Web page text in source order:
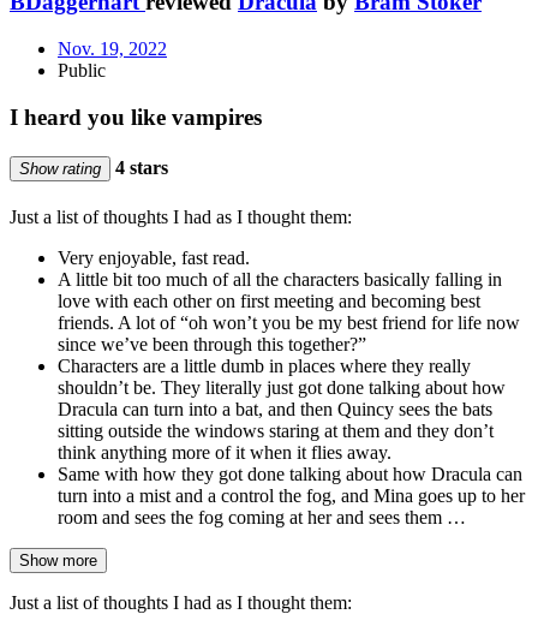
Nov. 19, 2022
Public
I heard you like vampires
Show rating 4 stars
Just a list of thoughts I had as I thought them:
Very enjoyable, fast read.
A little bit too much of all the characters basically falling in
love with each other on first meeting and becoming best
friends. A lot of “oh won’t you be my best friend for life now
since we’ve been through this together?”
Characters are a little dumb in places where they really
shouldn’t be. They literally just got done talking about how
Dracula can turn into a bat, and then Quincy sees the bats
sitting outside the windows staring at them and they don’t
think anything more of it when it flies away.
Same with how they got done talking about how Dracula can
turn into a mist and a control the fog, and Mina goes up to her
room and sees the fog coming at her and sees them …
Show more
Just a list of thoughts I had as I thought them: